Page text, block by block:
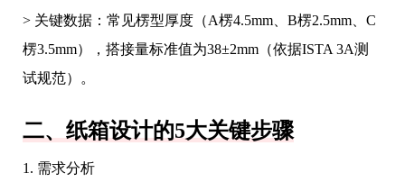
> 关键数据：常见楞型厚度（A楞4.5mm、B楞2.5mm、C
楞3.5mm），搭接量标准值为38±2mm（依据ISTA 3A测
试规范）。
二、纸箱设计的5大关键步骤
1. 需求分析